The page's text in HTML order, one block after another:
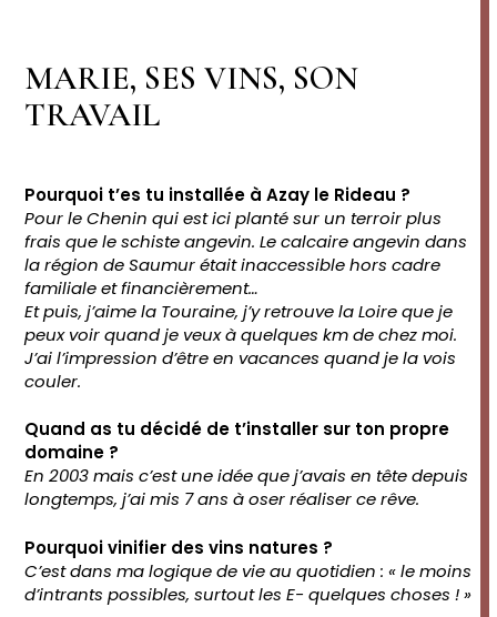
MARIE, SES VINS, SON
TRAVAIL
Pourquoi t’es tu installée à Azay le Rideau ?
Pour le Chenin qui est ici planté sur un terroir plus
frais que le schiste angevin. Le calcaire angevin dans
la région de Saumur était inaccessible hors cadre
familiale et financièrement…
Et puis, j’aime la Touraine, j’y retrouve la Loire que je
peux voir quand je veux à quelques km de chez moi.
J’ai l’impression d’être en vacances quand je la vois
couler.
Quand as tu décidé de t’installer sur ton propre
domaine ?
En 2003 mais c’est une idée que j’avais en tête depuis
longtemps, j’ai mis 7 ans à oser réaliser ce rêve.
Pourquoi vinifier des vins natures ?
C’est dans ma logique de vie au quotidien : « le moins
d’intrants possibles, surtout les E- quelques choses ! »